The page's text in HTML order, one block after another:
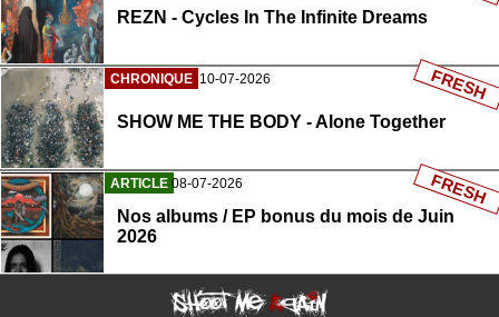
REZN - Cycles In The Infinite Dreams
CHRONIQUE 10-07-2026
SHOW ME THE BODY - Alone Together
FRESH
ARTICLE 08-07-2026
Nos albums / EP bonus du mois de Juin
2026
FRESH